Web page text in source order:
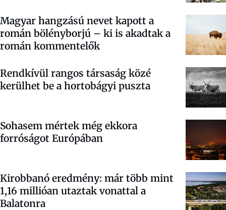
Magyar hangzású nevet kapott a
román bölényborjú – ki is akadtak a
román kommentelők
Rendkívül rangos társaság közé
kerülhet be a hortobágyi puszta
Sohasem mértek még ekkora
forróságot Európában
Kirobbanó eredmény: már több mint
1,16 millióan utaztak vonattal a
Balatonra